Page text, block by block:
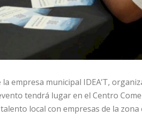
empresa municipal IDEA’T,
tendrá lugar en el Centro
local con empresas de la